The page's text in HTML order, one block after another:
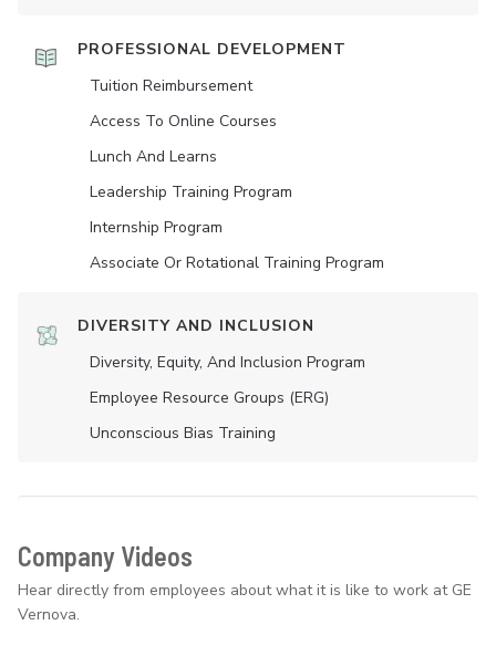
PROFESSIONAL DEVELOPMENT
Tuition Reimbursement
Access To Online Courses
Lunch And Learns
Leadership Training Program
Internship Program
Associate Or Rotational Training Program
DIVERSITY AND INCLUSION
Diversity, Equity, And Inclusion Program
Employee Resource Groups (ERG)
Unconscious Bias Training
Company Videos
Hear directly from employees about what it is like to work at GE
Vernova.